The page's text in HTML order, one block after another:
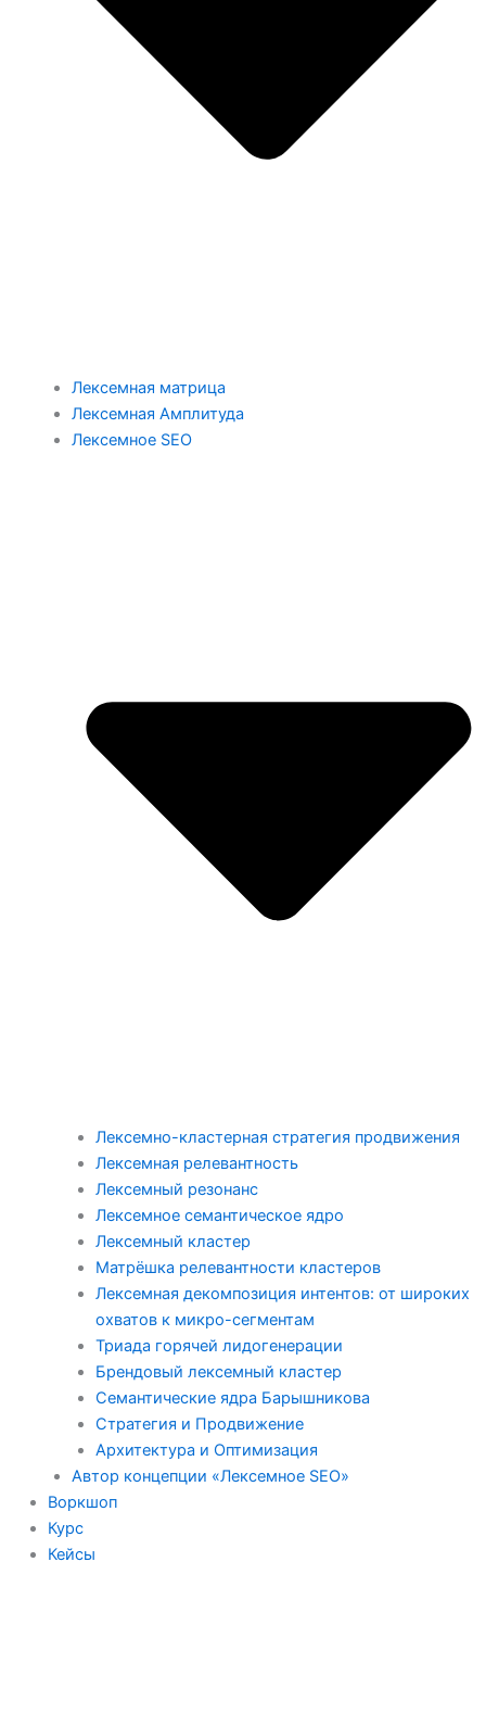
Лексемная матрица
Лексемная Амплитуда
Лексемное SEO
Лексемно-кластерная стратегия продвижения
Лексемная релевантность
Лексемный резонанс
Лексемное семантическое ядро
Лексемный кластер
Матрёшка релевантности кластеров
Лексемная декомпозиция интентов: от широких
охватов к микро-сегментам
Триада горячей лидогенерации
Брендовый лексемный кластер
Семантические ядра Барышникова
Стратегия и Продвижение
Архитектура и Оптимизация
Автор концепции «Лексемное SEO»
Воркшоп
Курс
Кейсы